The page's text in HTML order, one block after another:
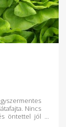
Nincs
öntettel jól